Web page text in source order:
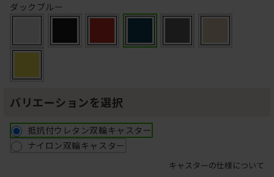
ダックブルー
バリエーションを選択
抵抗付ウレタン双輪キャスター
ナイロン双輪キャスター
キャスターの仕様について